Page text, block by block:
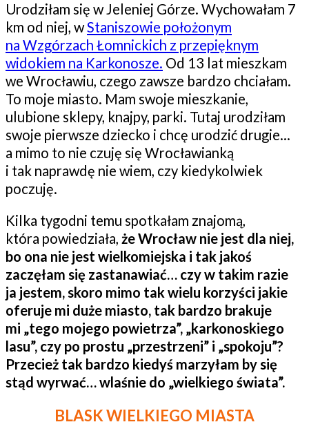
Urodziłam się w Jeleniej Górze. Wychowałam 7
km od niej, wStaniszowie położonym
na Wzgórzach Łomnickich z przepięknym
widokiem na Karkonosze. Od 13 lat mieszkam
we Wrocławiu, czego zawsze bardzo chciałam.
To moje miasto. Mam swoje mieszkanie,
ulubione sklepy, knajpy, parki. Tutaj urodziłam
swoje pierwsze dziecko i chcę urodzić drugie…
a mimo to nie czuję się Wrocławianką
i tak naprawdę nie wiem, czy kiedykolwiek
poczuję.
Kilka tygodni temu spotkałam znajomą,
która powiedziała, że Wrocław nie jest dla niej,
bo ona nie jest wielkomiejska i tak jakoś
zaczęłam się zastanawiać… czy w takim razie
ja jestem, skoro mimo tak wielu korzyści jakie
oferuje mi duże miasto, tak bardzo brakuje
mi „tego mojego powietrza”, „karkonoskiego
lasu”, czy po prostu „przestrzeni” i „spokoju”?
Przecież tak bardzo kiedyś marzyłam by się
stąd wyrwać… wlaśnie do „wielkiego świata”.
BLASK WIELKIEGO MIASTA